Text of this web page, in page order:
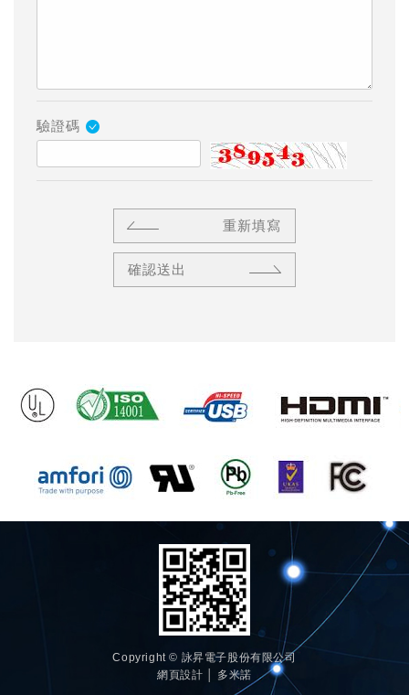
驗證碼
重新填寫
確認送出
Copyright © 詠昇電子股份有限公司
網頁設計 │ 多米諾